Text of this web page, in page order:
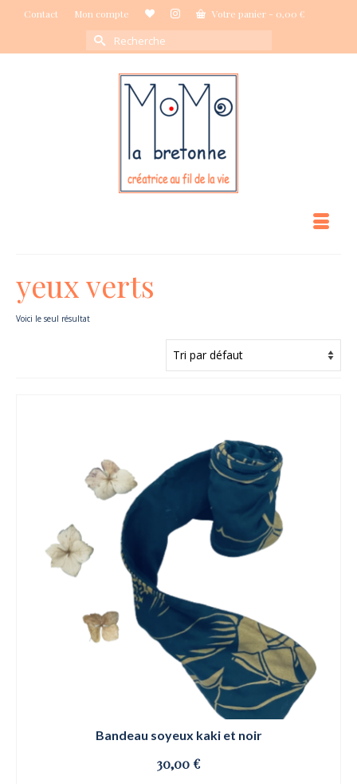
Contact Mon compte Votre panier - 0,00 €
Rechercher :
yeux verts
Voici le seul résultat
Bandeau soyeux kaki et noir
30,00€